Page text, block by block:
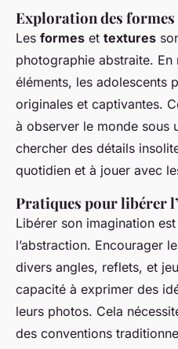
Exploration des formes
Les formes et textures
photographie abstraite. En
éléments, les adolescents
originales et captivantes.
à observer le monde sous
chercher des détails
quotidien et à jouer avec
Pratiques pour libérer
Libérer son imagination
l’abstraction. Encourager
divers angles, reflets, et
capacité à exprimer des
leurs photos. Cela
des conventions